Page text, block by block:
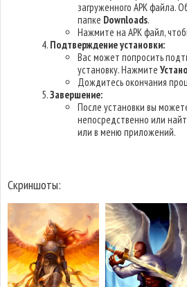
загруженного APK файла.
папке Downloads.
Нажмите на APK файл,
Подтверждение установки:
Вас может попросить
установку. Нажмите
Дождитесь окончания
Завершение:
После установки вы
непосредственно или
или в меню приложений.
Скриншоты: